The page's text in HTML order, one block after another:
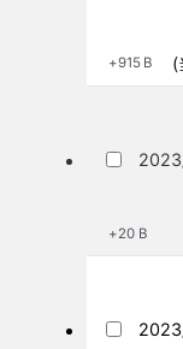
+915 B (
+20 B